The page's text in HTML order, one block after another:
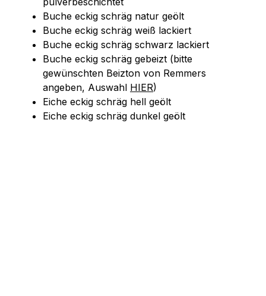
Buche eckig schräg natur geölt
Buche eckig schräg weiß lackiert
Buche eckig schräg schwarz lackiert
Buche eckig schräg gebeizt (bitte
gewünschten Beizton von Remmers
angeben, Auswahl HIER)
Eiche eckig schräg hell geölt
Eiche eckig schräg dunkel geölt